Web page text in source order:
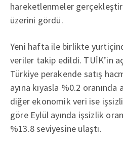
hareketlenmeler
üzerini gördü.
Yeni hafta ile birlikte
veriler takip edildi. TUİK’in
Türkiye perakende satış
ayına kıyasla %0.2
diğer ekonomik veri ise
göre Eylül ayında işsizlik
%13.8 seviyesine ulaştı.